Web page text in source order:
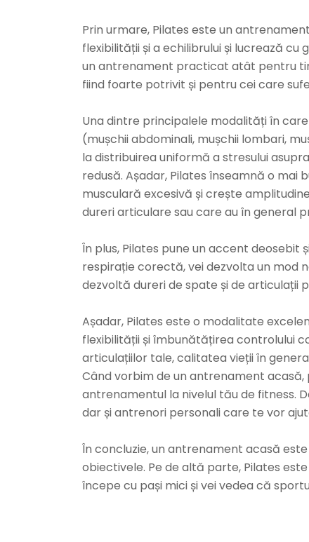
Prin urmare, Pilates este un
flexibilității și a echilibrului și lucrează
un antrenament practicat atât pentru
fiind foarte potrivit și pentru cei care
Una dintre principalele modalități în
(mușchii abdominali, mușchii lombari,
la distribuirea uniformă a stresului
redusă. Așadar, Pilates înseamnă o mai
musculară excesivă și crește
dureri articulare sau care au în general
În plus, Pilates pune un accent
respirație corectă, vei dezvolta un mod
dezvoltă dureri de spate și de articulații
Așadar, Pilates este o modalitate
flexibilității și îmbunătățirea controlului
articulațiilor tale, calitatea vieții în
Când vorbim de un antrenament
antrenamentul la nivelul tău de fitness.
dar și antrenori personali care te vor
În concluzie, un antrenament acasă
obiectivele. Pe de altă parte, Pilates
începe cu pași mici și vei vedea că